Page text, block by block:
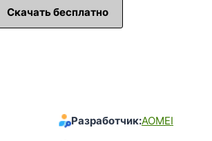
Скачать бесплатно
Разработчик:AOMEI